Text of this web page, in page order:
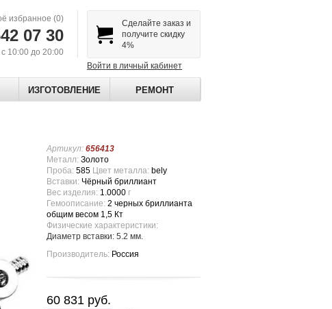
избранное (0)
07 30
10:00 до 20:00
Сделайте заказ и
получите скидку
4%
Войти в личный кабинет
ИЗГОТОВЛЕНИЕ РЕМОНТ
Артикул: 656413
Металл: Золото
Проба: 585 Цвет металла: bely
Вставки: Чёрный бриллиант
Вес изделия: 1.0000 г
Гемоописание: 2 черных бриллианта
общим весом 1,5 Кт
Физические характеристики:
Диаметр вставки: 5.2 мм.
Производитель: Россия
60 831 руб.